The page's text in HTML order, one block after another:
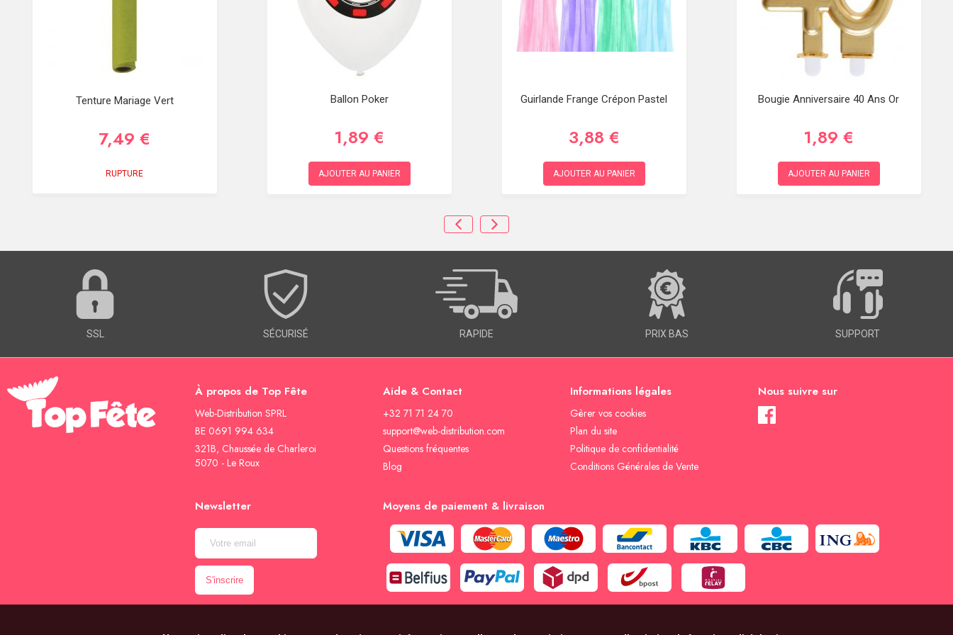
Tenture Mariage Vert
7,49 €
RUPTURE
Ballon Poker
1,89 €
AJOUTER AU PANIER
Guirlande Frange Crépon Pastel
3,88 €
AJOUTER AU PANIER
Bougie Anniversaire 40 Ans Or
1,89 €
AJOUTER AU PANIER
SSL SÉCURISÉ RAPIDE PRIX BAS SUPPORT
À propos de Top Fête
Web-Distribution SPRL
BE 0691 994 634
321B, Chaussée de Charleroi
5070 - Le Roux
Aide & Contact
+32 71 71 24 70
support@web-distribution.com
Questions fréquentes
Blog
Informations légales
Gèrer vos cookies
Plan du site
Politique de confidentialité
Conditions Générales de Vente
Nous suivre sur
Newsletter Moyens de paiement & livraison